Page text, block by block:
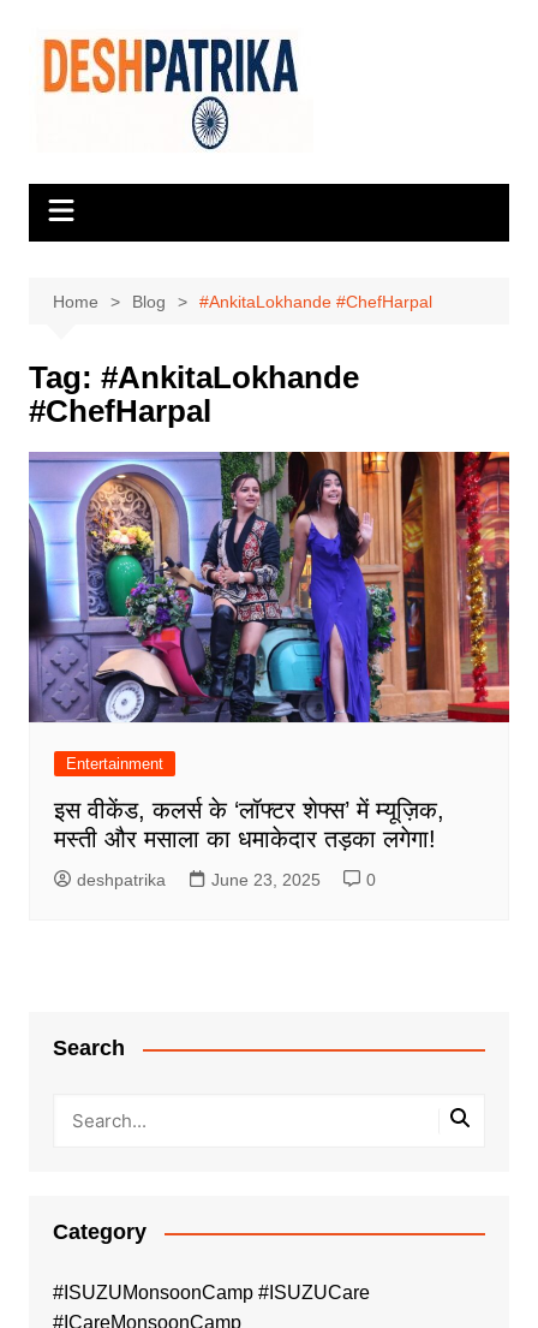
content
Home Blog #AnkitaLokhande #ChefHarpal
Tag: #AnkitaLokhande
#ChefHarpal
Entertainment
इस वीकेंड, कलर्स के ‘लॉफ्टर शेफ्स’ में म्यूज़िक,
मस्ती और मसाला का धमाकेदार तड़का लगेगा!
deshpatrika June 23, 2025 0
Search
Category
#ISUZUMonsoonCamp #ISUZUCare
#ICareMonsoonCamp